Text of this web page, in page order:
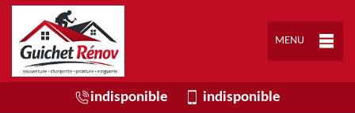
MENU
indisponible indisponible